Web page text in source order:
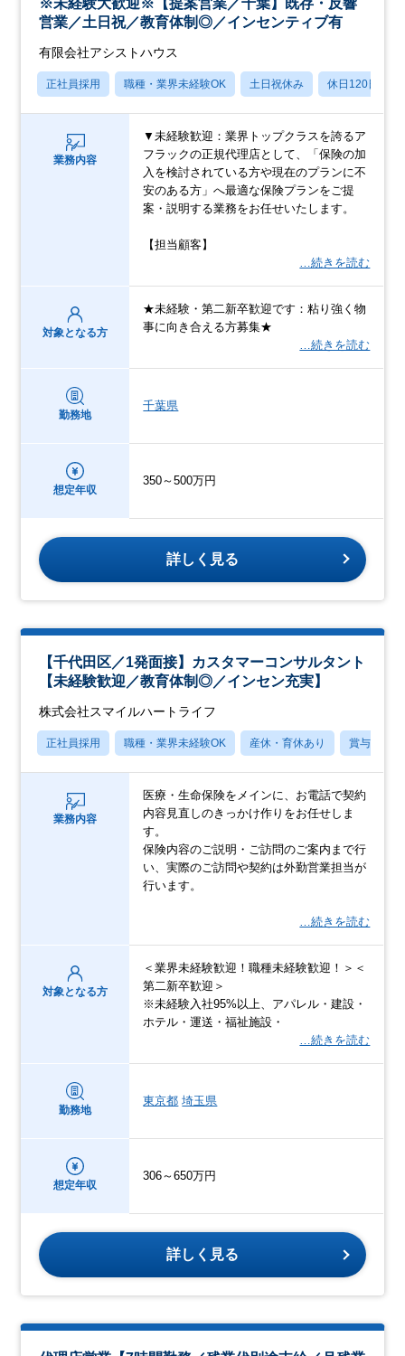
営業／土日祝／教育体制◎／インセンティブ有
有限会社アシストハウス
正社員採用 職種・業界未経験OK 土日祝休み 休日120日以上
業務内容
▼未経験歓迎：業界トップクラスを誇るア
フラックの正規代理店として、「保険の加
入を検討されている方や現在のプランに不
安のある方」へ最適な保険プランをご提
案・説明する業務をお任せいたします。
【担当顧客】
…続きを読む
対象となる方
★未経験・第二新卒歓迎です：粘り強く物
事に向き合える方募集★
…続きを読む
勤務地
千葉県
想定年収
350～500万円
詳しく見る
【千代田区／1発面接】カスタマーコンサルタント
【未経験歓迎／教育体制◎／インセン充実】
株式会社スマイルハートライフ
正社員採用 職種・業界未経験OK 産休・育休あり 賞与あり
業務内容
医療・生命保険をメインに、お電話で契約
内容見直しのきっかけ作りをお任せしま
す。
保険内容のご説明・ご訪問のご案内まで行
い、実際のご訪問や契約は外勤営業担当が
行います。
…続きを読む
対象となる方
＜業界未経験歓迎！職種未経験歓迎！＞＜
第二新卒歓迎＞
※未経験入社95%以上、アパレル・建設・
ホテル・運送・福祉施設・
…続きを読む
勤務地
東京都 埼玉県
想定年収
306～650万円
詳しく見る